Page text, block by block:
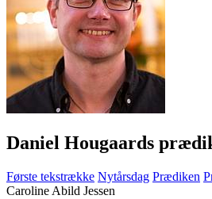
Daniel Hougaards
Første tekstrække Nytårsdag Prædiken
Caroline Abild Jessen